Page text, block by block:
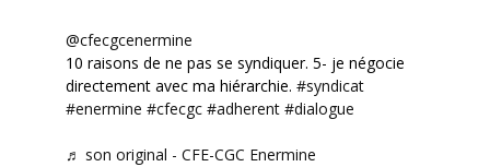
@cfecgcenermine
10 raisons de ne pas se syndiquer. 5- je négocie
directement avec ma hiérarchie. #syndicat
#enermine #cfecgc #adherent #dialogue
♬ son original - CFE-CGC Enermine